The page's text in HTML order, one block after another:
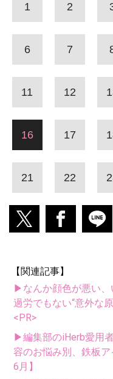
1 2
6 7
11 12
16 17
21 22
【関連記事】
▶なんか顔色が悪い、
過労でもない“意外な
<PR>
▶編集部のiHerb愛用
容のお悩み別、鉄板
6月】